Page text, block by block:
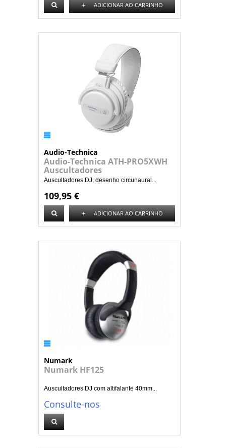
+ ADICIONAR AO CARRINHO
Audio-Technica
Audio-Technica ATH-PRO5XWH
Auscultadores
Auscultadores DJ, desenho circunaural...
109,95 €
+ ADICIONAR AO CARRINHO
Numark
Numark HF125
Auscultadores DJ com altifalante 40mm...
Consulte-nos